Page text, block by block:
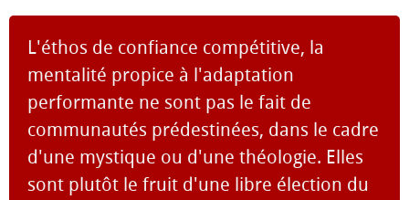
L'éthos de confiance compétitive, la
mentalité propice à l'adaptation
performante ne sont pas le fait de
communautés prédestinées, dans le cadre
d'une mystique ou d'une théologie. Elles
sont plutôt le fruit d'une libre élection du